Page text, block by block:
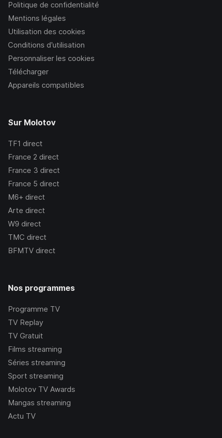
Politique de confidentialité
Mentions légales
Utilisation des cookies
Conditions d’utilisation
Personnaliser les cookies
Télécharger
Appareils compatibles
Sur Molotov
TF1 direct
France 2 direct
France 3 direct
France 5 direct
M6+ direct
Arte direct
W9 direct
TMC direct
BFMTV direct
Nos programmes
Programme TV
TV Replay
TV Gratuit
Films streaming
Séries streaming
Sport streaming
Molotov TV Awards
Mangas streaming
Actu TV